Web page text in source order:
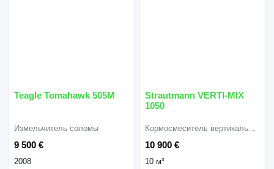
Teagle Tomahawk 505M
9 500 €
Измельчитель соломы
2008
Strautmann VERTI-MIX
1050
10 900 €
Кормосмеситель вертикальный
10 м³